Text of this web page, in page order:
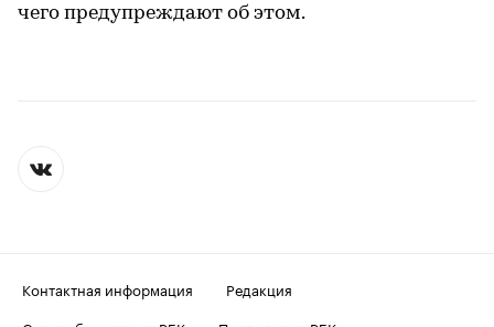
чего предупреждают об этом.
Контактная информация
Редакция